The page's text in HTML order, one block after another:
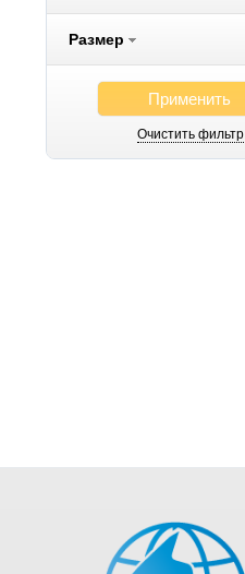
Размер
Применить
Очистить фильтр